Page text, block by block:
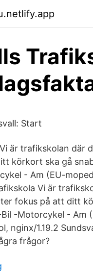
Start
är trafikskolan där
körkort ska gå
- Am (EU-
Vi är
fokus på att ditt
-Motorcykel - Am
nginx/1.19.2
frågor?